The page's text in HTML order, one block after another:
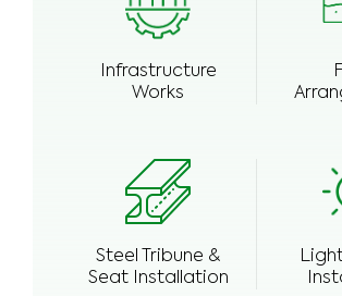
Infrastructure
Works
Steel Tribune &
Seat Installation